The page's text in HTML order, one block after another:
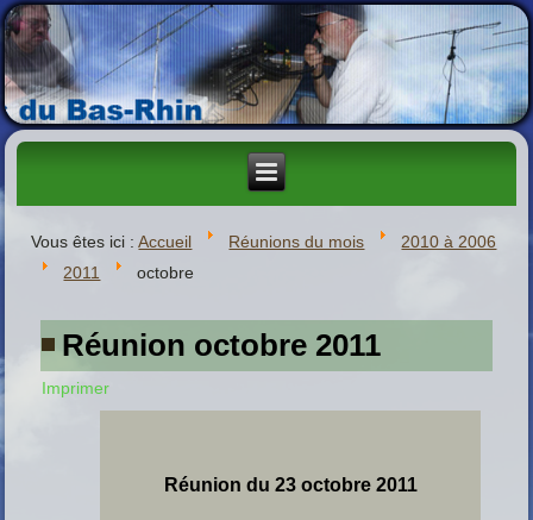
Vous êtes ici :Accueil Réunions du mois
2010 à 2006
2011
octobre
Réunion octobre 2011
Imprimer
Réunion du 23 octobre 2011